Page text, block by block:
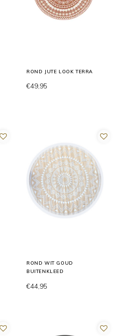
ROND JUTE LOOK TERRA
€49,95
ROND WIT GOUD
BUITENKLEED
€44,95